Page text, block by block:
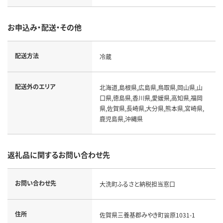
お申込み・配送・その他
配送方法 冷蔵
配送外のエリア
北海道,島根県,広島県,鳥取県,岡山県,山
口県,徳島県,香川県,愛媛県,高知県,福岡
県,佐賀県,長崎県,大分県,熊本県,宮崎県,
鹿児島県,沖縄県
返礼品に関するお問い合わせ先
お問い合わせ先 大洗町ふるさと納税担当窓口
住所 佐賀県三養基郡みやき町簑原1031-1